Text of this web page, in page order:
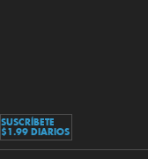
SUSCRÍBETE
$1.99 DIARIOS